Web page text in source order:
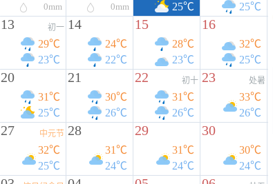
0mm
0mm
25℃
25℃
13 初一
29℃
23℃
14
24℃
22℃
15
28℃
23℃
16
32℃
25℃
20
31℃
25℃
21
30℃
26℃
22 初十
31℃
26℃
23 处暑
33℃
26℃
27 中元节
32℃
25℃
28
31℃
24℃
29
31℃
24℃
30
30℃
24℃